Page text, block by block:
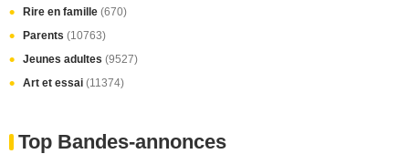
Rire en famille (670)
Parents (10763)
Jeunes adultes (9527)
Art et essai (11374)
Top Bandes-annonces